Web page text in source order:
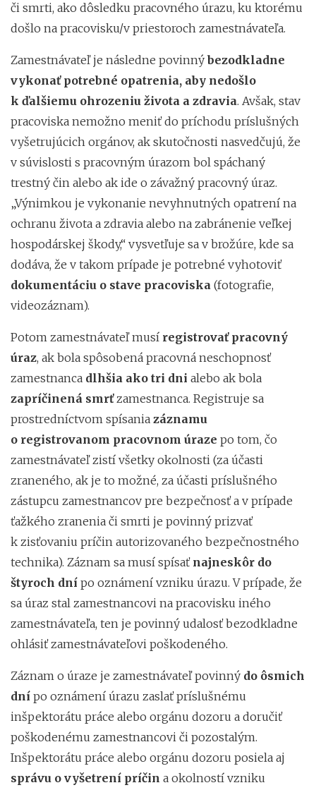
či smrti, ako dôsledku pracovného úrazu, ku ktorému
došlo na pracovisku/v priestoroch zamestnávateľa.
Zamestnávateľ je následne povinnýbezodkladne
vykonať potrebné opatrenia, aby nedošlo
k ďalšiemu ohrozeniu života a zdravia. Avšak, stav
pracoviska nemožno meniť do príchodu príslušných
vyšetrujúcich orgánov, ak skutočnosti nasvedčujú, že
v súvislosti s pracovným úrazom bol spáchaný
trestný čin alebo ak ide o závažný pracovný úraz.
„Výnimkou je vykonanie nevyhnutných opatrení na
ochranu života a zdravia alebo na zabránenie veľkej
hospodárskej škody,“ vysvetľuje sa v brožúre, kde sa
dodáva, že v takom prípade je potrebné vyhotoviť
dokumentáciu o stave pracoviska (fotografie,
videozáznam).
Potom zamestnávateľ musí registrovať pracovný
úraz, ak bola spôsobená pracovná neschopnosť
zamestnanca dlhšia ako tri dni alebo ak bola
zapríčinená smrťzamestnanca. Registruje sa
prostredníctvom spísania záznamu
o registrovanom pracovnom úraze po tom, čo
zamestnávateľ zistí všetky okolnosti (za účasti
zraneného, ak je to možné, za účasti príslušného
zástupcu zamestnancov pre bezpečnosť a v prípade
ťažkého zranenia či smrti je povinný prizvať
k zisťovaniu príčin autorizovaného bezpečnostného
technika). Záznam sa musí spísať najneskôr do
štyroch dní po oznámení vzniku úrazu. V prípade, že
sa úraz stal zamestnancovi na pracovisku iného
zamestnávateľa, ten je povinný udalosť bezodkladne
ohlásiť zamestnávateľovi poškodeného.
Záznam o úraze je zamestnávateľ povinný do ôsmich
dní po oznámení úrazu zaslať príslušnému
inšpektorátu práce alebo orgánu dozoru a doručiť
poškodenému zamestnancovi či pozostalým.
Inšpektorátu práce alebo orgánu dozoru posiela aj
správu o vyšetrení príčin a okolností vzniku